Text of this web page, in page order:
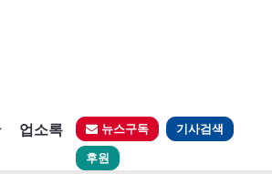
업소록 뉴스구독 기사검색
후원